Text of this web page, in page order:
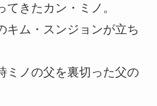
きたカン・ミノ。
キム・スンジョンが立ち
ミノの父を裏切った父の